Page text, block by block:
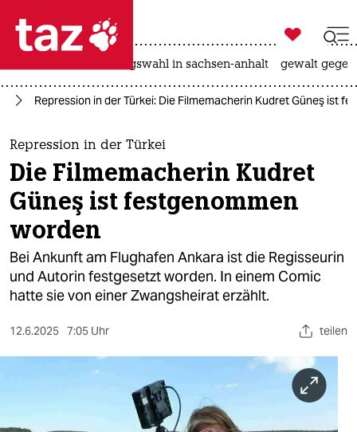
 taz zahl ich
taz zahl ich
themen
politik
öko
gesellschaft
kultur
sport
berlin

taz zahl ich
landtagswahl in sachsen-anhalt gewalt
Repression in der Türkei: Die Filmemacherin Kudret Güneş ist
Repression in der Türkei
Die Filmemacherin Kudret
Güneş ist festgenommen
worden
Bei Ankunft am Flughafen Ankara ist die Regisseurin
und Autorin festgesetzt worden. In einem Comic
hatte sie von einer Zwangsheirat erzählt.
12.6.2025 7:05 Uhr teilen